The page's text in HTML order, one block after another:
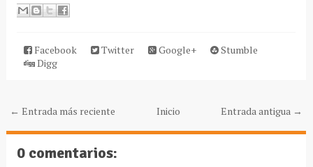
Facebook Twitter Google+
Stumble
Digg
← Entrada más reciente Entrada antigua →
Inicio
0 comentarios: